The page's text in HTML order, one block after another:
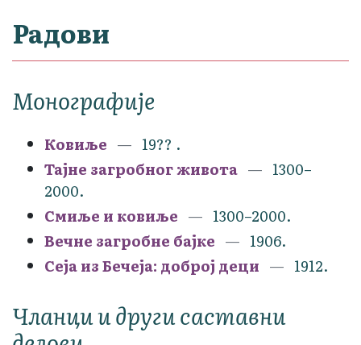
Радови
Монографије
Ковиље
19?? .
Тајне загробног живота
1300–
2000.
Смиље и ковиље
1300–2000.
Вечне загробне бајке
1906.
Сеја из Бечеја: доброј деци
1912.
Чланци и други саставни